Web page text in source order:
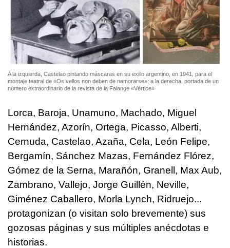
A la izquierda, Castelao pintando máscaras en su exilio argentino, en 1941, para el
montaje teatral de «Os vellos non deben de namorarse»; a la derecha, portada de un
número extraordinario de la revista de la Falange «Vértice»
Lorca, Baroja, Unamuno, Machado, Miguel
Hernández, Azorín, Ortega, Picasso, Alberti,
Cernuda, Castelao, Azaña, Cela, León Felipe,
Bergamín, Sánchez Mazas, Fernández Flórez,
Gómez de la Serna, Marañón, Granell, Max Aub,
Zambrano, Vallejo, Jorge Guillén, Neville,
Giménez Caballero, Morla Lynch, Ridruejo...
protagonizan (o visitan solo brevemente) sus
gozosas páginas y sus múltiples anécdotas e
historias.